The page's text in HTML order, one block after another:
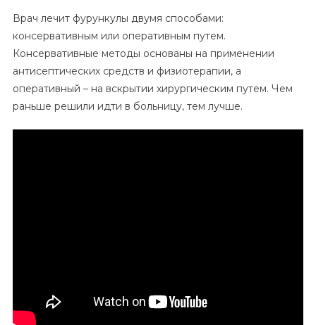
Врач лечит фурункулы двумя способами:
консервативным или оперативным путем.
Консервативные методы основаны на применении
антисептических средств и физиотерапии, а
оперативный – на вскрытии хирургическим путем. Чем
раньше решили идти в больницу, тем лучше.